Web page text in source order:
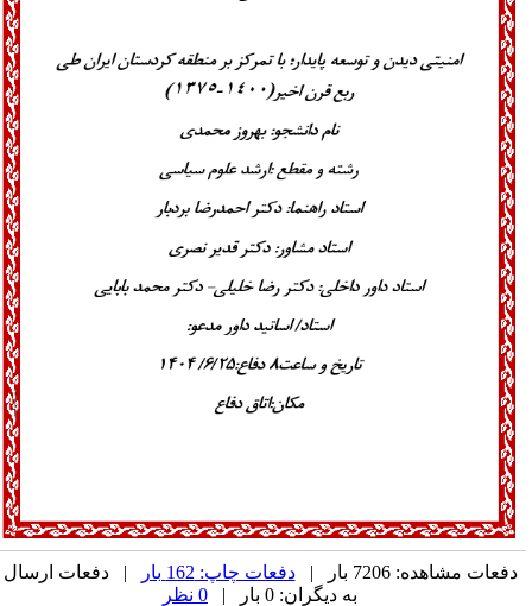
دفعات مشاهده: 7206 بار | دفعات چاپ: 162 بار
| دفعات ارسال
به دیگران: 0 بار |